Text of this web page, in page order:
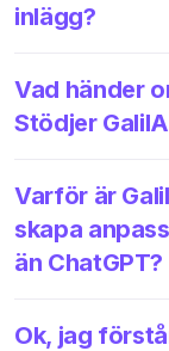
inlägg?
Vad händer
Stödjer
Varför är
skapa
än ChatGPT?
Ok, jag